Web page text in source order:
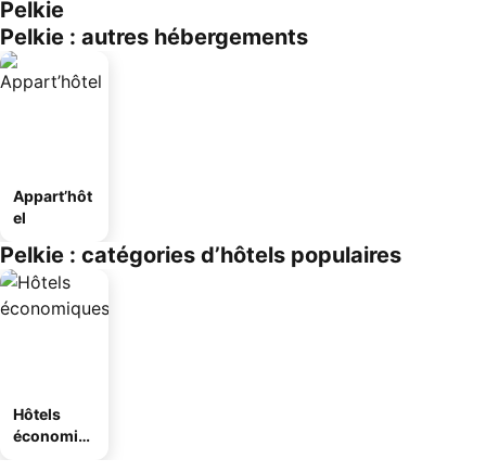
Pelkie
Pelkie : autres hébergements
Appart’hôt
el
Pelkie : catégories d’hôtels populaires
Hôtels
économiq